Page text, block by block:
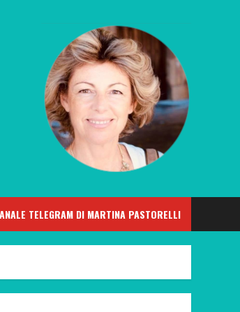
TELEGRAM DI MARTINA PASTORELLI